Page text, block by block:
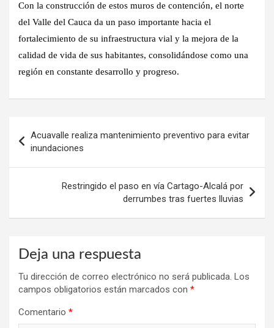
Con la construcción de estos muros de contención, el norte
del Valle del Cauca da un paso importante hacia el
fortalecimiento de su infraestructura vial y la mejora de la
calidad de vida de sus habitantes, consolidándose como una
región en constante desarrollo y progreso.
de
entradas
Acuavalle realiza mantenimiento preventivo para evitar
inundaciones
Restringido el paso en vía Cartago-Alcalá por
derrumbes tras fuertes lluvias
Deja una respuesta
Tu dirección de correo electrónico no será publicada. Los
campos obligatorios están marcados con *
Comentario *